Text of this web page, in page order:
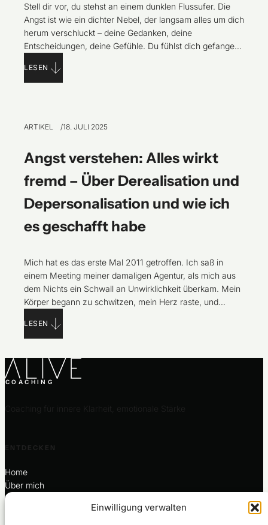
Einwilligung verwalten
Stell dir vor, du stehst an einem dunklen Flussufer. Die
Angst ist wie ein dichter Nebel, der langsam alles um dich
herum verschluckt – deine Gedanken, deine
Entscheidungen, deine Gefühle. Du fühlst dich gefangen,
Schritt blockieren. Doch tief in dir wächst der Wunsch,
diesen Nebel zu durchdringen,
LESEN
ARTIKEL 18. JULI 2025
Angst verstehen: Alles wirkt
fremd – Über Derealisation und
Depersonalisation und wie ich
es geschafft habe
Mich hat es das erste Mal 2011 getroffen. Ich saß in
einem Meeting meiner damaligen Agentur, als mich aus
dem Nichts ein Schwall an Unwirklichkeit überkam. Mein
Körper begann zu schwitzen, mein Herz raste, und
Alles um mich herum wirkte fremd. Ich fühlte mich wie
ein
LESEN
COACHING
Coaching für innere Klarheit, emotionale Stärke
ENTDECKEN
Home
Über mich
Coaching